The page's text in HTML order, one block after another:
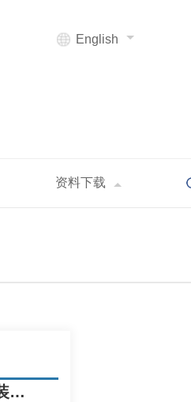
English
资料下载
Mini-LED扇出型板级封装无铅锡膏测试